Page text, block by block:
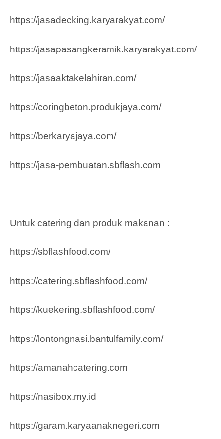
https://jasadecking.karyarakyat.com/
https://jasapasangkeramik.karyarakyat.com/
https://jasaaktakelahiran.com/
https://coringbeton.produkjaya.com/
https://berkaryajaya.com/
https://jasa-pembuatan.sbflash.com
Untuk catering dan produk makanan :
https://sbflashfood.com/
https://catering.sbflashfood.com/
https://kuekering.sbflashfood.com/
https://lontongnasi.bantulfamily.com/
https://amanahcatering.com
https://nasibox.my.id
https://garam.karyaanaknegeri.com